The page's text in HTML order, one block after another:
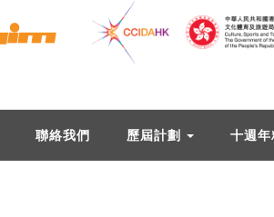
聯絡我們 歷屆計劃 十週